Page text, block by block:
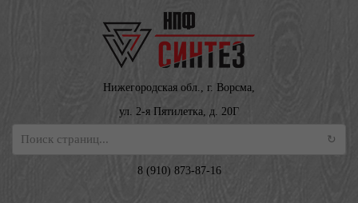
Нижегородская обл., г. Ворсма,
ул. 2-я Пятилетка, д. 20Г
8 (910) 873-87-16